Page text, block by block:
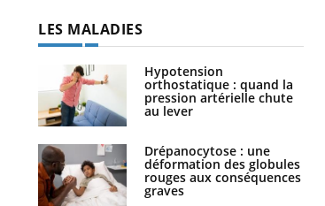
LES MALADIES
Hypotension
orthostatique : quand la
pression artérielle chute
au lever
Drépanocytose : une
déformation des globules
rouges aux conséquences
graves